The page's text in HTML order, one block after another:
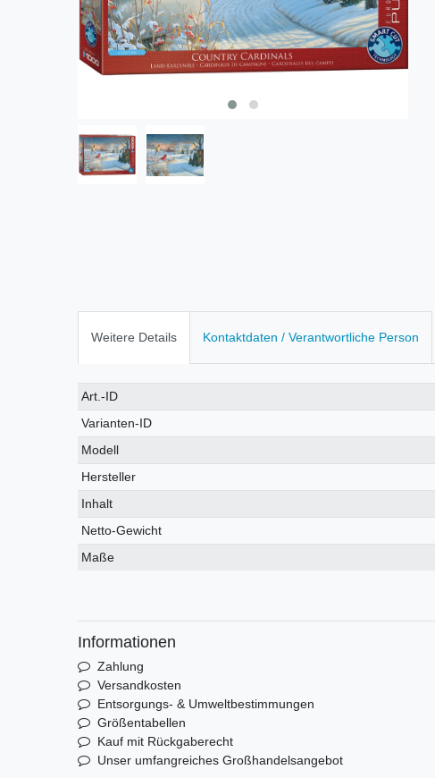
Weitere Details Kontaktdaten / Verantwortliche Person
Technisches
Merkmal
Wert
Art.-ID
Varianten-ID
Modell
Hersteller
Inhalt
Netto-Gewicht
Maße
Informationen
Zahlung
Versandkosten
Entsorgungs- & Umweltbestimmungen
Größentabellen
Kauf mit Rückgaberecht
Unser umfangreiches Großhandelsangebot